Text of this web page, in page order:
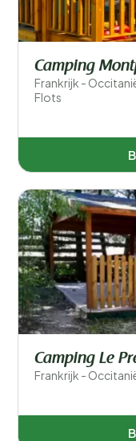
Camping
Frankrijk -
Flots
Camping Le
Frankrijk -